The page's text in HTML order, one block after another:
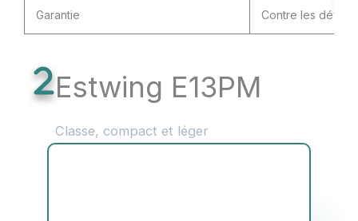
Garantie Contre les
Estwing E13PM
Classe, compact et léger